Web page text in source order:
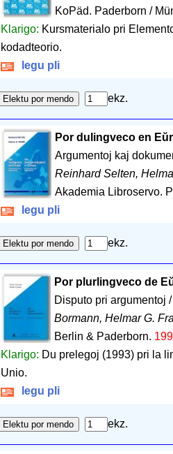
KoPäd. Paderborn /
Klarigo: Kursmaterialo pri
kodadteorio.
legu pli
ekz.
Por dulingveco en
Argumentoj kaj
Reinhard Selten,
Akademia Libroservo.
legu pli
ekz.
Por plurlingveco de
Disputo pri argumentoj
Bormann, Helmar G.
Berlin & Paderborn.
Klarigo: Du prelegoj (1993) pri la
Unio.
legu pli
ekz.